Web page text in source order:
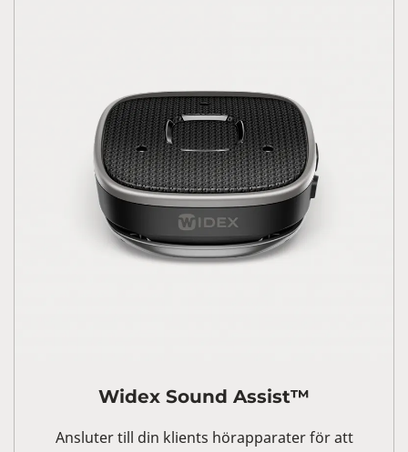
Widex Sound Assist™
Ansluter till din klients hörapparater för att